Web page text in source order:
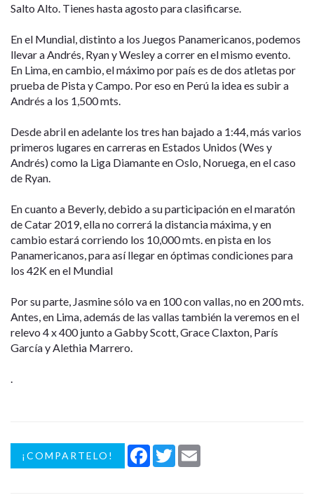
Salto Alto. Tienes hasta agosto para clasificarse.
En el Mundial, distinto a los Juegos Panamericanos, podemos
llevar a Andrés, Ryan y Wesley a correr en el mismo evento.
En Lima, en cambio, el máximo por país es de dos atletas por
prueba de Pista y Campo. Por eso en Perú la idea es subir a
Andrés a los 1,500 mts.
Desde abril en adelante los tres han bajado a 1:44, más varios
primeros lugares en carreras en Estados Unidos (Wes y
Andrés) como la Liga Diamante en Oslo, Noruega, en el caso
de Ryan.
En cuanto a Beverly, debido a su participación en el maratón
de Catar 2019, ella no correrá la distancia máxima, y en
cambio estará corriendo los 10,000 mts. en pista en los
Panamericanos, para así llegar en óptimas condiciones para
los 42K en el Mundial
Por su parte, Jasmine sólo va en 100 con vallas, no en 200 mts.
Antes, en Lima, además de las vallas también la veremos en el
relevo 4 x 400 junto a Gabby Scott, Grace Claxton, París
García y Alethia Marrero.
¡COMPARTELO! Facebook
Twitter